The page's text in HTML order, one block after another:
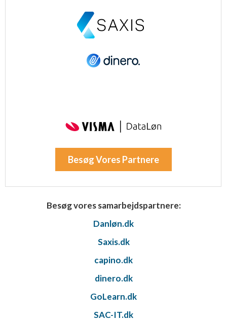
Besøg Vores Partnere
Besøg vores samarbejdspartnere:
Danløn.dk
Saxis.dk
capino.dk
dinero.dk
GoLearn.dk
SAC-IT.dk